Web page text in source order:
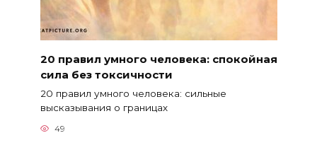
20 правил умного человека: спокойная
сила без токсичности
20 правил умного человека: сильные
высказывания о границах
49